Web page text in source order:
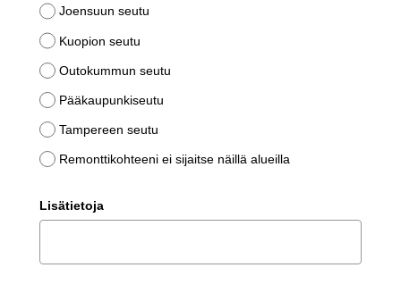
Joensuun seutu
Kuopion seutu
Outokummun seutu
Pääkaupunkiseutu
Tampereen seutu
Remonttikohteeni ei sijaitse näillä alueilla
Lisätietoja